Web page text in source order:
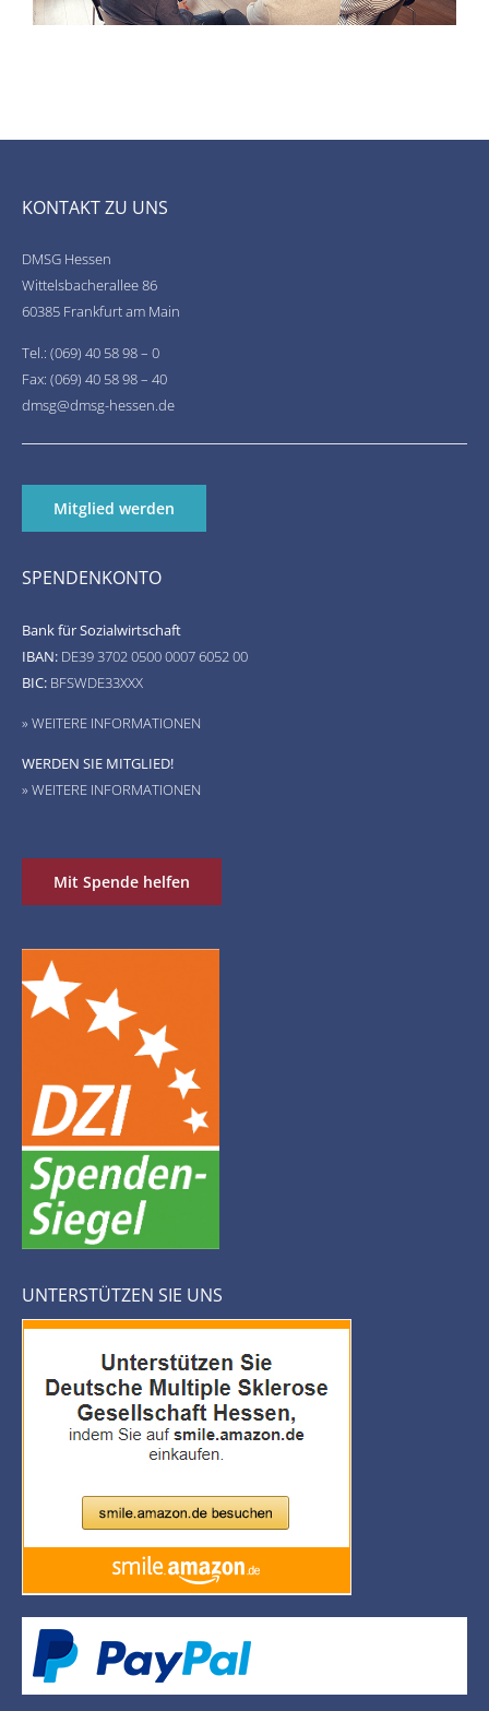
KONTAKT ZU UNS
DMSG Hessen
Wittelsbacherallee 86
60385 Frankfurt am Main
Tel.: (069) 40 58 98 – 0
Fax: (069) 40 58 98 – 40
dmsg@dmsg-hessen.de
Mitglied werden
SPENDENKONTO
Bank für Sozialwirtschaft
IBAN:DE39 3702 0500 0007 6052 00
BIC: BFSWDE33XXX
» WEITERE INFORMATIONEN
WERDEN SIE MITGLIED!
» WEITERE INFORMATIONEN
Mit Spende helfen
UNTERSTÜTZEN SIE UNS